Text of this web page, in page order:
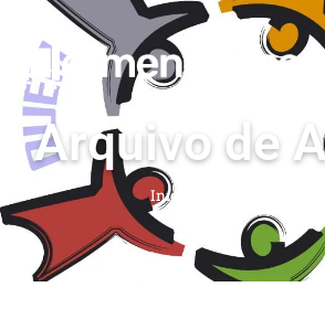
Arquivo de
Início maior